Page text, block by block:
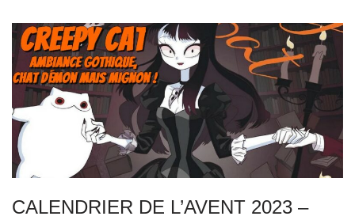
CALENDRIER DE L’AVENT 2023 –